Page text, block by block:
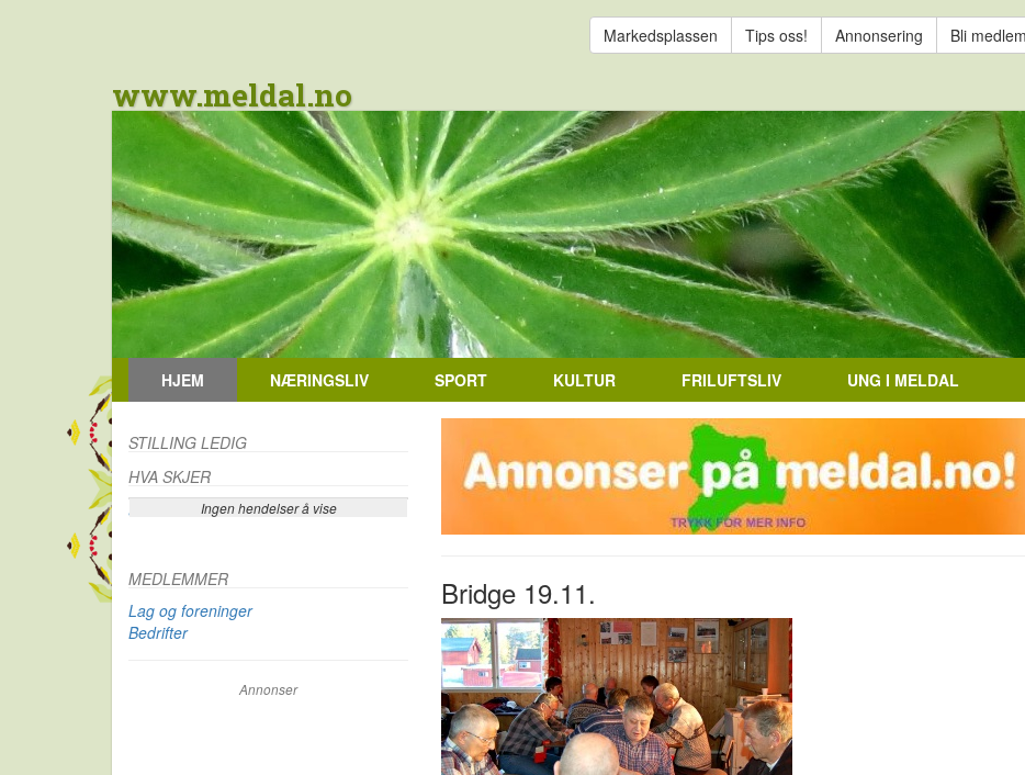
Markedsplassen Tips oss! Annonsering Bli medlem
www.meldal.no
HJEM NÆRINGSLIV SPORT KULTUR FRILUFTSLIV UNG I MELDAL
Bridge 19.11.
STILLING LEDIG
HVA SKJER
Ingen hendelser å vise
Se flere…
MEDLEMMER
Lag og foreninger
Bedrifter
Annonser